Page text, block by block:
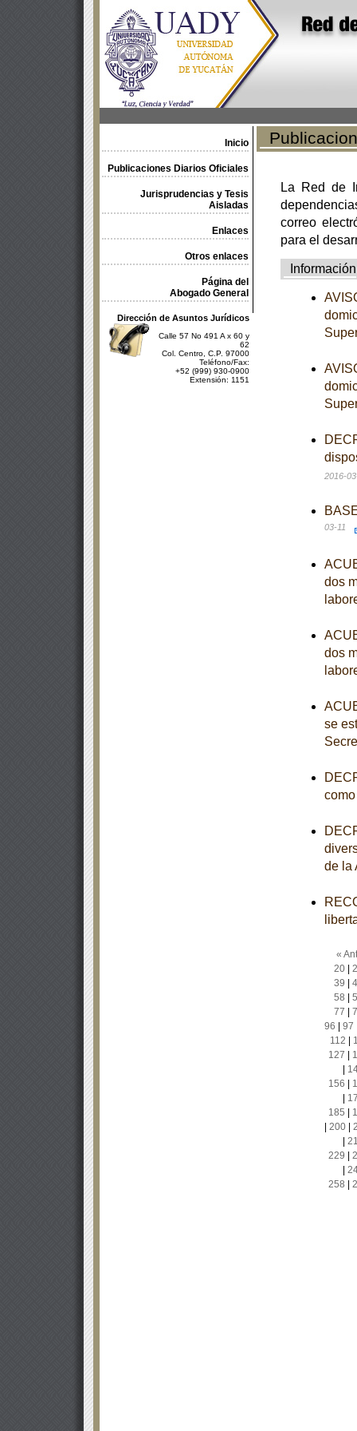
Inicio
Publicaciones Diarios Oficiales
Jurisprudencias y Tesis
Aisladas
Enlaces
Otros enlaces
Página del
Abogado General
Dirección de Asuntos Jurídicos
Calle 57 No 491 A x 60 y
62
Col. Centro, C.P. 97000
Teléfono/Fax:
+52 (999) 930-0900
Extensión: 1151
La Red de
correo
para el
Información
2016-
03-11
dos
dos
se
de la
«
20|
39
58
77
96
97
112
127
156
185
200|
229
258